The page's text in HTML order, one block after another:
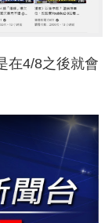
在4/8之後就會